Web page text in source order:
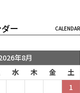
ー
年8月
水 木 金
土
1